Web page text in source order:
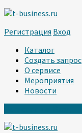
Регистрация Вход
Каталог
Создать запрос
О сервисе
Мероприятия
Новости